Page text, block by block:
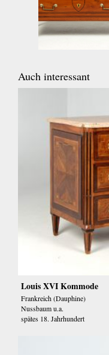
Auch interessant
Louis XVI Kommode
Frankreich (Dauphine)
Nussbaum u.a.
spätes 18. Jahrhundert